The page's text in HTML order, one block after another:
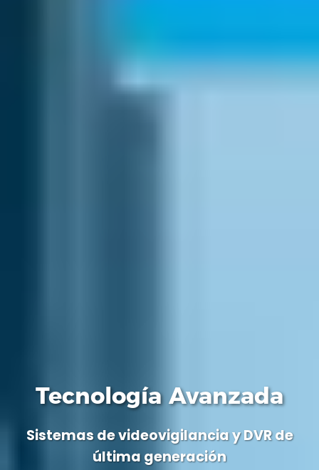
Tecnología Avanzada
Sistemas de videovigilancia y DVR de
última generación